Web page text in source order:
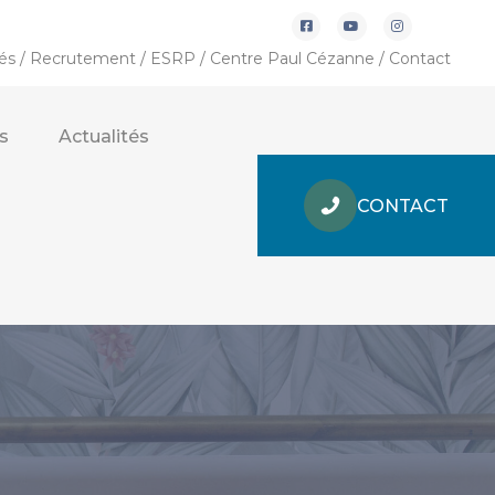
/ Recrutement/ ESRP / Centre Paul Cézanne / Contact
Actualités
CONTACT